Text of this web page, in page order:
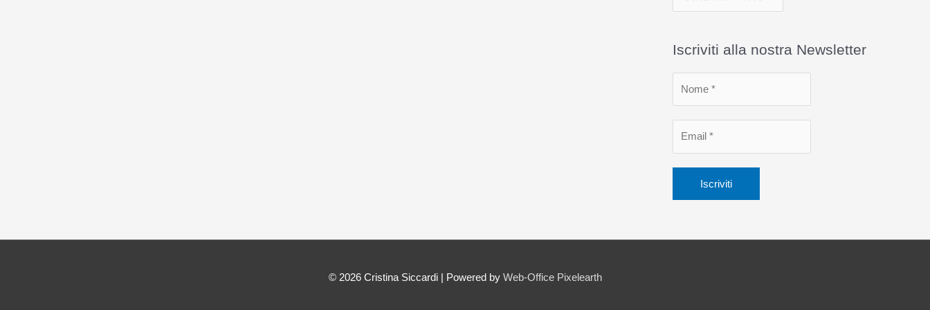
r
h
i
Iscriviti alla nostra Newsletter
© 2026 Cristina Siccardi| Powered by Web-Office Pixelearth